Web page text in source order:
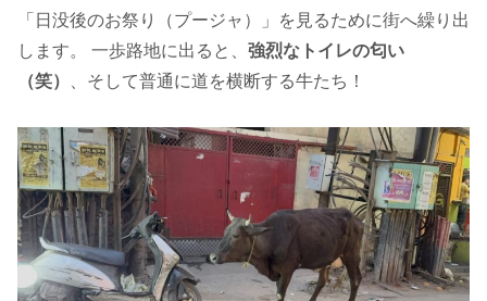
「日没後のお祭り（プージャ）」を見るために街へ繰り出
します。 一歩路地に出ると、 強烈なトイレの匂い
（笑）
、そして普通に道を横断する牛たち！